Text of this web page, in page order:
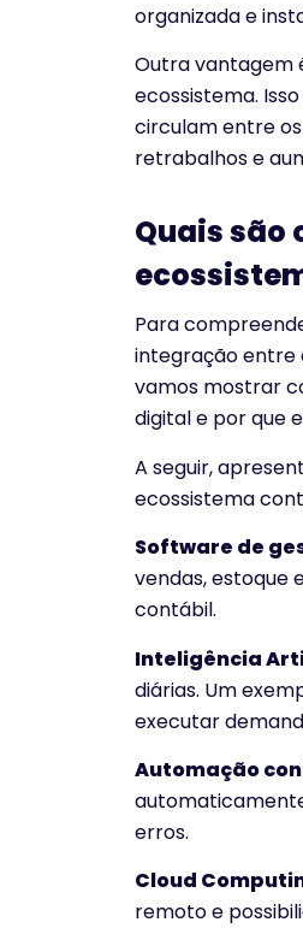
organizada e
Outra vantagem
ecossistema.
circulam entre
retrabalhos e
Quais são
Para
integração entre
vamos mostrar
digital e por que
A seguir,
ecossistema
Software de
vendas, estoque
contábil.
Inteligência
diárias. Um
executar
Automação
erros.
Cloud
remoto e